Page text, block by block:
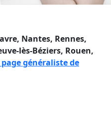
Nantes, Rennes,
lès-Béziers, Rouen,
généraliste de